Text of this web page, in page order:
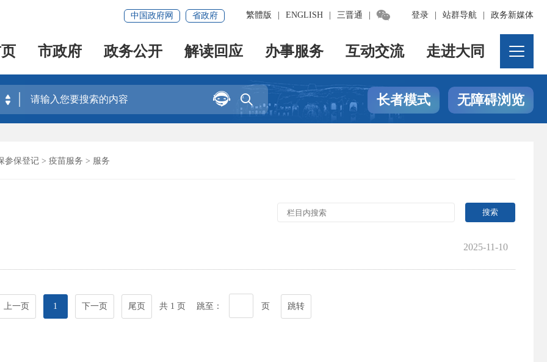
登录 站群导航 政务新媒体
繁體版 ENGLISH 三晋通 
中国政府网 省政府
市政府 政务公开 解读回应 办事服务 互动交流 走进大同

 长者模式 无障碍浏览
参保登记 > 疫苗服务 > 服务
2025-11-10
上一页 1 下一页 尾页 共 1 页 跳至： 页 跳转